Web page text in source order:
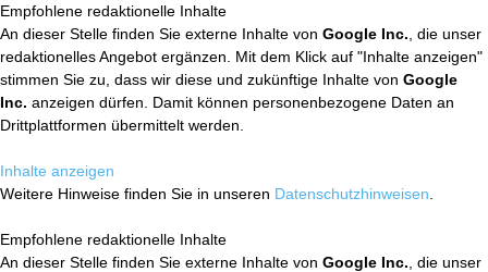
Empfohlene redaktionelle Inhalte
An dieser Stelle finden Sie externe Inhalte von Google Inc. , die unser
redaktionelles Angebot ergänzen. Mit dem Klick auf "Inhalte anzeigen"
stimmen Sie zu, dass wir diese und zukünftige Inhalte von Google
Inc. anzeigen dürfen. Damit können personenbezogene Daten an
Drittplattformen übermittelt werden.
Inhalte anzeigen
Weitere Hinweise finden Sie in unseren Datenschutzhinweisen
Empfohlene redaktionelle Inhalte
An dieser Stelle finden Sie externe Inhalte von Google Inc. , die unser